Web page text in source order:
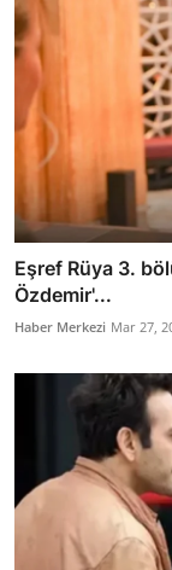
Eşref Rüya 3.
Özdemir'...
Haber Merkezi Mar 27,